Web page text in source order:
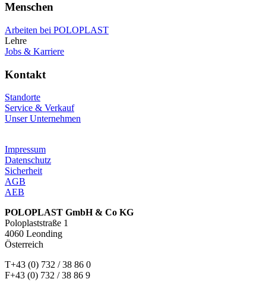
Menschen
Arbeiten bei POLOPLAST
Lehre
Jobs & Karriere
Kontakt
Standorte
Service & Verkauf
Unser Unternehmen
Impressum
Datenschutz
Sicherheit
AGB
AEB
POLOPLAST GmbH & Co KG
Poloplaststraße 1
4060 Leonding
Österreich
T+43 (0) 732 / 38 86 0
F+43 (0) 732 / 38 86 9